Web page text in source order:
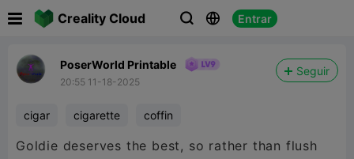
Creality Cloud   Entrar
PoserWorld Printable
20:55 11-18-2025
Seguir
cigar cigarette coffin
Goldie deserves the best, so rather than flush